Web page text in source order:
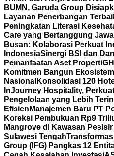
BUMN, Garuda Group
Layanan Penerbangan
Peningkatan Literasi
Care yang Bertanggung
Busan: Kolaborasi Perkuat
IndonesiaSinergi BSI dan
Pemanfaatan Aset Properti
Komitmen Bangun
Nasional Konsolidasi 120
InJourney Hospitality,
Pengelolaan yang Lebih
Efisien Manajemen Baru PT
Koreksi Pembukuan Rp9
Mangrove di Kawasan
Sulawesi Tengah
Group (IFG) Pangkas 12